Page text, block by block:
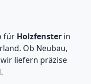
für Holzfenster in
Ob Neubau,
liefern präzise